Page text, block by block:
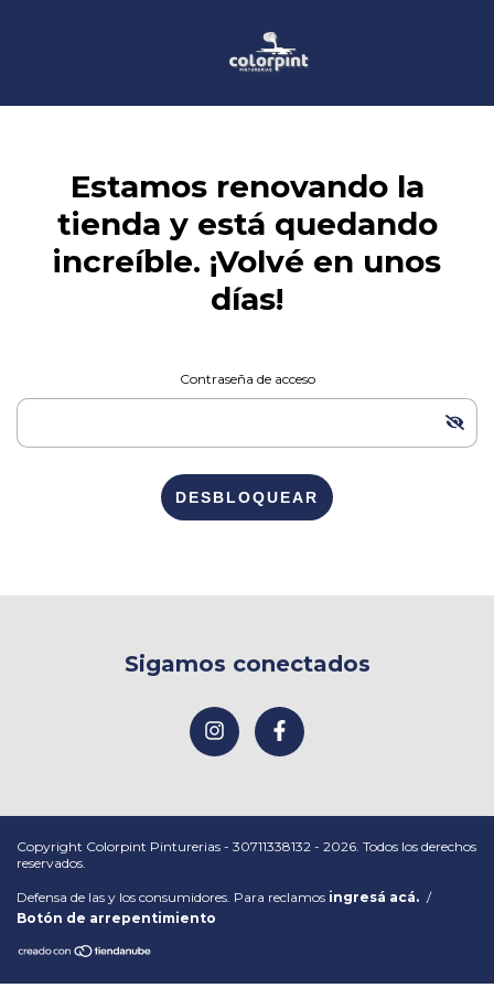
Estamos renovando la
tienda y está quedando
increíble. ¡Volvé en unos
días!
Contraseña de acceso
DESBLOQUEAR
Sigamos conectados
Copyright Colorpint Pinturerias - 30711338132 - 2026. Todos los derechos
reservados.
Defensa de las y los consumidores. Para reclamos ingresá acá. /
Botón de arrepentimiento